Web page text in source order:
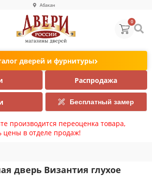
Абакан
0
дверей и фурнитуры
Распродажа
Бесплатный замер
производится переоценка товара,
цены в отделе продаж!
дверь Византия глухое